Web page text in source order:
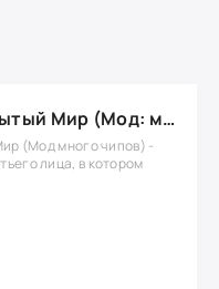
Toilet Fight Открытый Мир (Мод: много чипов, денег, все открыто, бессмертие, урон, 50+ читов)
(Мод много чипов) -
лица, в котором